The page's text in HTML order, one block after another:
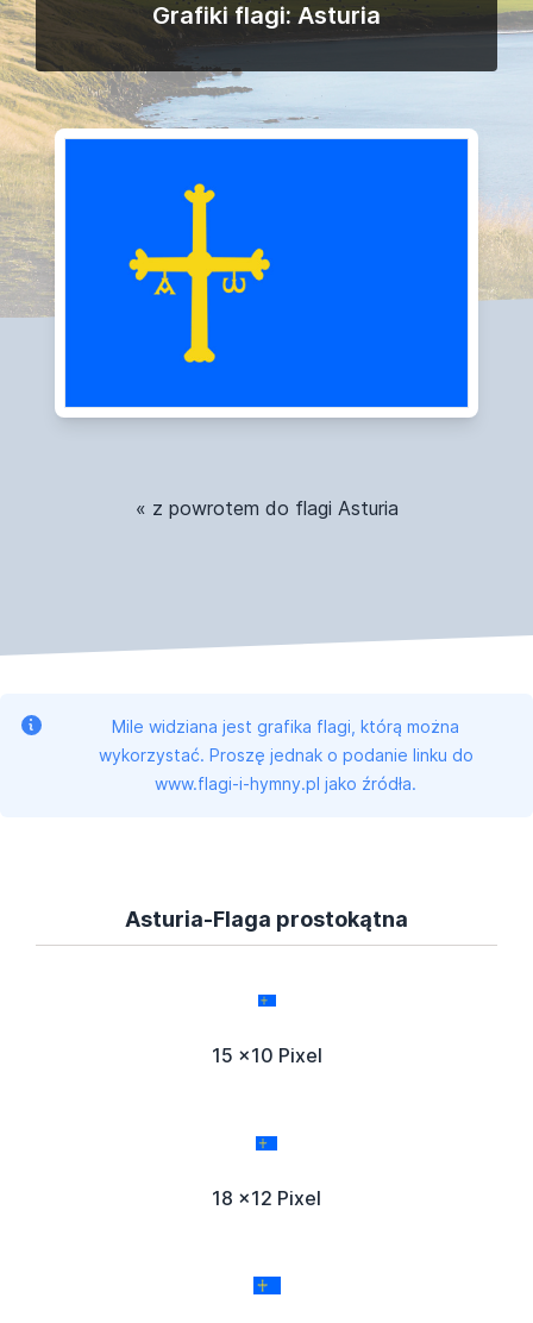
Grafiki flagi: Asturia
« z powrotem do flagi Asturia
Mile widziana jest grafika flagi, którą można
wykorzystać. Proszę jednak o podanie linku do
www.flagi-i-hymny.pl jako źródła.
Asturia-Flaga prostokątna
15 x10 Pixel
18 x12 Pixel